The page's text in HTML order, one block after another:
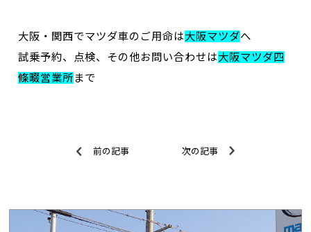
大阪・関西でマツダ車のご用命は大阪マツダへ
試乗予約、点検、その他お問い合わせは大阪マツダ四
條畷営業所まで
前の記事 次の記事